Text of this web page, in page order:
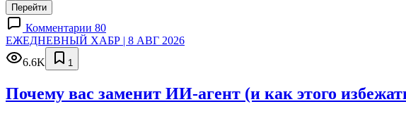
Перейти
Комментарии 80
ЕЖЕДНЕВНЫЙ ХАБР | 8 АВГ 2026
6.6K
1
Почему вас заменит ИИ‑агент (и как этого